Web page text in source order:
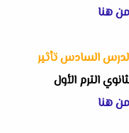
من هنا
السادس تأثير
الترم الأول
من هنا